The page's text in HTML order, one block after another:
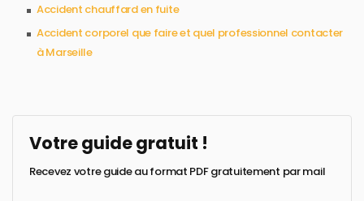
Accident chauffard en fuite
Accident corporel que faire et quel professionnel contacter
à Marseille
Votre guide gratuit !
Recevez votre guide au format PDF gratuitement par mail